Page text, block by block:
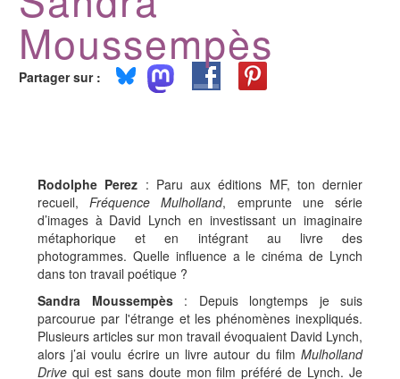
Moussempès
Partager sur :
Rodolphe Perez : Paru aux éditions MF, ton dernier
recueil,Fréquence Mulholland, emprunte une série
d’images à David Lynch en investissant un imaginaire
métaphorique et en intégrant au livre des
photogrammes. Quelle influence a le cinéma de Lynch
dans ton travail poétique ?
Sandra Moussempès : Depuis longtemps je suis
parcourue par l'étrange et les phénomènes inexpliqués.
Plusieurs articles sur mon travail évoquaient David Lynch,
alors j’ai voulu écrire un livre autour du film Mulholland
Drive qui est sans doute mon film préféré de Lynch. Je